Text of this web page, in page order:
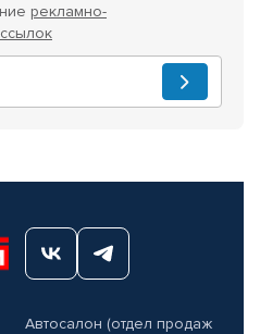
рекламно-
Автосалон (отдел продаж